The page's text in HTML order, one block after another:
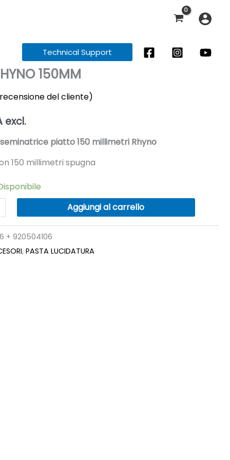
Technical Support
150MM
recensione del cliente)
excl.
piatto 150 millimetri Rhyno
150 millimetri spugna
Aggiungi al carrello
+ 920504106
, PASTA LUCIDATURA